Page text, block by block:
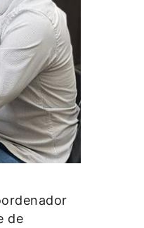
de